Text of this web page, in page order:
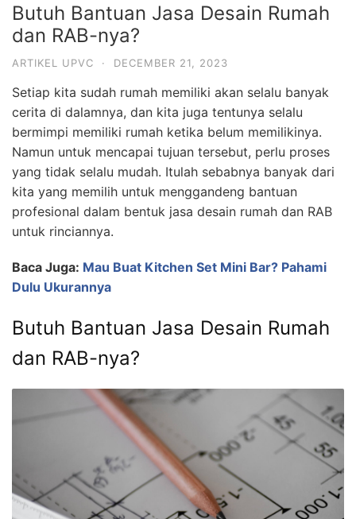
Butuh Bantuan Jasa Desain Rumah
dan RAB-nya?
ARTIKEL UPVC · DECEMBER 21, 2023
Setiap kita sudah rumah memiliki akan selalu banyak
cerita di dalamnya, dan kita juga tentunya selalu
bermimpi memiliki rumah ketika belum memilikinya.
Namun untuk mencapai tujuan tersebut, perlu proses
yang tidak selalu mudah. Itulah sebabnya banyak dari
kita yang memilih untuk menggandeng bantuan
profesional dalam bentuk jasa desain rumah dan RAB
untuk rinciannya.
Baca Juga: Mau Buat Kitchen Set Mini Bar? Pahami
Dulu Ukurannya
Butuh Bantuan Jasa Desain Rumah
dan RAB-nya?